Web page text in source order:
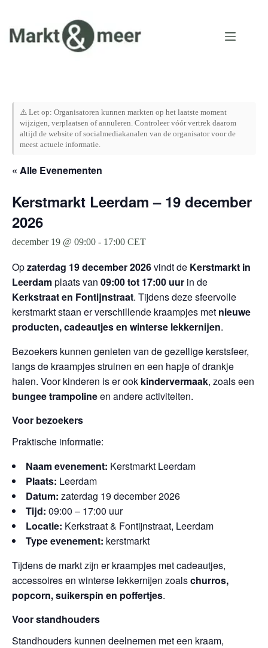
inhoud
⚠️ Let op: Organisatoren kunnen markten op het laatste moment
wijzigen, verplaatsen of annuleren. Controleer vóór vertrek daarom
altijd de website of socialmediakanalen van de organisator voor de
meest actuele informatie.
« Alle Evenementen
Kerstmarkt Leerdam – 19 december
2026
december 19 @ 09:00 - 17:00 CET
Opzaterdag 19 december 2026vindt de Kerstmarkt in
Leerdamplaats van 09:00 tot 17:00 uur in de
Kerkstraat en Fontijnstraat. Tijdens deze sfeervolle
kerstmarkt staan er verschillende kraampjes met nieuwe
producten, cadeautjes en winterse lekkernijen.
Bezoekers kunnen genieten van de gezellige kerstsfeer,
langs de kraampjes struinen en een hapje of drankje
halen. Voor kinderen is er ook kindervermaak, zoals een
bungee trampolineen andere activiteiten.
Voor bezoekers
Praktische informatie:
Naam evenement: Kerstmarkt Leerdam
Plaats: Leerdam
Datum: zaterdag 19 december 2026
Tijd: 09:00 – 17:00 uur
Locatie: Kerkstraat & Fontijnstraat, Leerdam
Type evenement: kerstmarkt
Tijdens de markt zijn er kraampjes met cadeautjes,
accessoires en winterse lekkernijen zoalschurros,
popcorn, suikerspin en poffertjes.
Voor standhouders
Standhouders kunnen deelnemen met een kraam,